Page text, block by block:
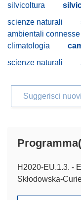
silvicoltura
scienze naturali
ambientali connesse
climatologia
scienze naturali
Suggerisci
H2020-EU.1.3. -
Skłodowska-